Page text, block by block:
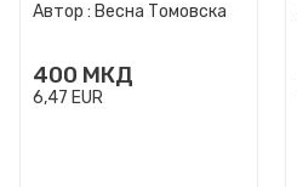
Автор : Весна Томовска
400 МКД
6,47 EUR